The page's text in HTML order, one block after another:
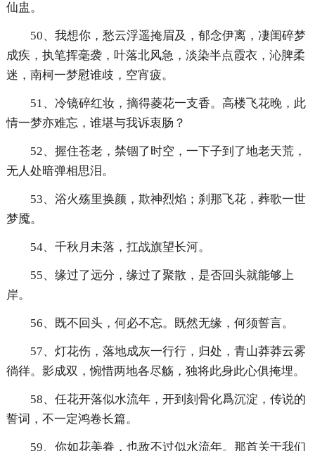
仙盅。
50、我想你，愁云浮遥掩眉及，郁念伊离，凄闺碎梦
成疾，执笔挥毫袭，叶落北风急，淡染半点霞衣，沁脾柔
迷，南柯一梦慰谁歧，空宵疲。
51、冷镜碎红妆，摘得菱花一支香。高楼飞花晚，此
情一梦亦难忘，谁堪与我诉衷肠？
52、握住苍老，禁锢了时空，一下子到了地老天荒，
无人处暗弹相思泪。
53、浴火殇里换颜，欺神烈焰；刹那飞花，葬歌一世
梦魇。
54、千秋月未落，扛战旗望长河。
55、缘过了远分，缘过了聚散，是否回头就能够上
岸。
56、既不回头，何必不忘。既然无缘，何须誓言。
57、灯花伤，落地成灰一行行，归处，青山莽莽云雾
徜徉。影成双，惋惜两地各尽觞，独将此身此心俱掩埋。
58、任花开落似水流年，开到刻骨化爲沉淀，传说的
誓词，不一定鸿卷长篇。
59、你如花美眷，也敌不过似水流年。那首关于我们